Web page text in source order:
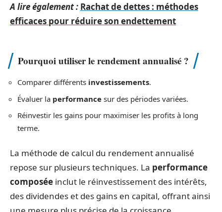
A lire également : Rachat de dettes : méthodes
efficaces pour réduire son endettement
Pourquoi utiliser le rendement annualisé ?
Comparer différents investissements.
Évaluer la performance sur des périodes variées.
Réinvestir les gains pour maximiser les profits à long
terme.
La méthode de calcul du rendement annualisé
repose sur plusieurs techniques. La performance
composée inclut le réinvestissement des intérêts,
des dividendes et des gains en capital, offrant ainsi